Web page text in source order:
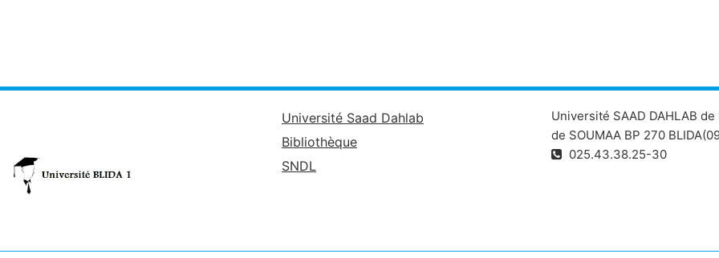
Université Saad Dahlab
Bibliothèque
SNDL
Université SAAD DAHLAB de
de SOUMAA BP 270
025.43.38.25-30